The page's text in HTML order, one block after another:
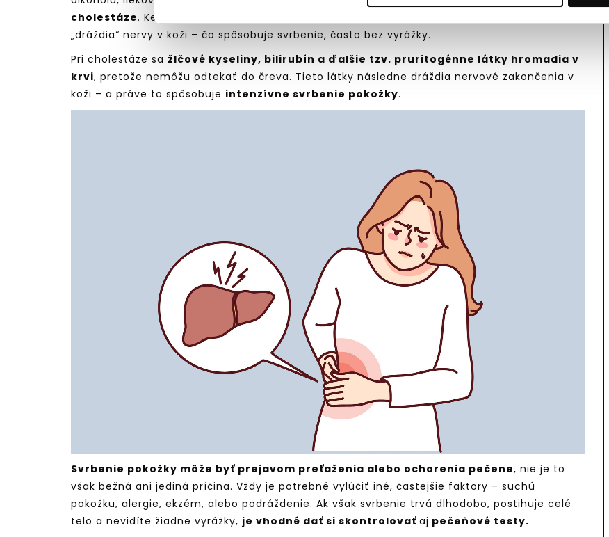
cholestáze. Keď pečeň nedokáže správne odbúravať žlčové látky, tie sa hromadia v krvi a
„dráždia“ nervy v koži – čo spôsobuje svrbenie, často bez vyrážky.
Pri cholestáze sa žlčové kyseliny, bilirubín a ďalšie tzv. pruritogénne látky hromadia v
krvi, pretože nemôžu odtekať do čreva. Tieto látky následne dráždia nervové zakončenia v
koži – a práve to spôsobuje intenzívne svrbenie pokožky.
Svrbenie pokožky môže byť prejavom preťaženia alebo ochorenia pečene, nie je to
však bežná ani jediná príčina. Vždy je potrebné vylúčiť iné, častejšie faktory – suchú
pokožku, alergie, ekzém, alebo podráždenie. Ak však svrbenie trvá dlhodobo, postihuje celé
telo a nevidíte žiadne vyrážky, je vhodné dať si skontrolovať aj pečeňové testy.